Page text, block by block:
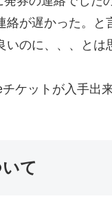
が遅かった。と
のに、、、とは
ケットが入手出
て